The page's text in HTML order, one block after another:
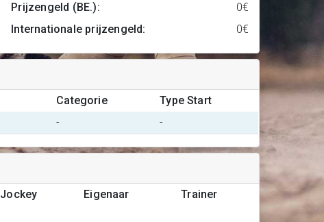
Prijzengeld (BE.):
0€
Internationale prijzengeld: 0€
Categorie
Type Start
- -
Jockey Eigenaar
Trainer